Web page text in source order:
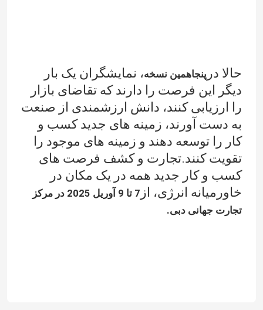
حالا در پنجاهمین نسخه، نمایشگران یک بار
دیگر این فرصت را دارند که تقاضای بازار
را ارزیابی کنند، دانش ارزشمندی از صنعت
به دست آورند، زمینه های جدید کسب و
کار را توسعه دهند و زمینه های موجود را
تقویت کنند.تجارت و کشف فرصت های
کسب و کار جدید همه در یک مکان در
خاورمیانه انرژی، از
7 تا 9 آوریل 2025 در مرکز
تجارت جهانی دبی.